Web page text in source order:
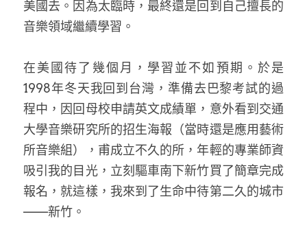
美國去。因為太臨時，最終還是回到自己擅長的
音樂領域繼續學習。
在美國待了幾個月，學習並不如預期。於是
1998年冬天我回到台灣，準備去巴黎考試的過
程中，因回母校申請英文成績單，意外看到交通
大學音樂研究所的招生海報（當時還是應用藝術
所音樂組），甫成立不久的所，年輕的專業師資
吸引我的目光，立刻驅車南下新竹買了簡章完成
報名，就這樣，我來到了生命中待第二久的城市
——新竹。